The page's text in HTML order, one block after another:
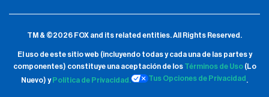
TM & ©2026 FOX and its related entities.All Rights Reserved.
El uso de este sitio web (incluyendo todas y cada una de las partes y
componentes) constituye una aceptación de los Términos de Uso(Lo
Nuevo) y Política de Privacidad. Tus Opciones de Privacidad .